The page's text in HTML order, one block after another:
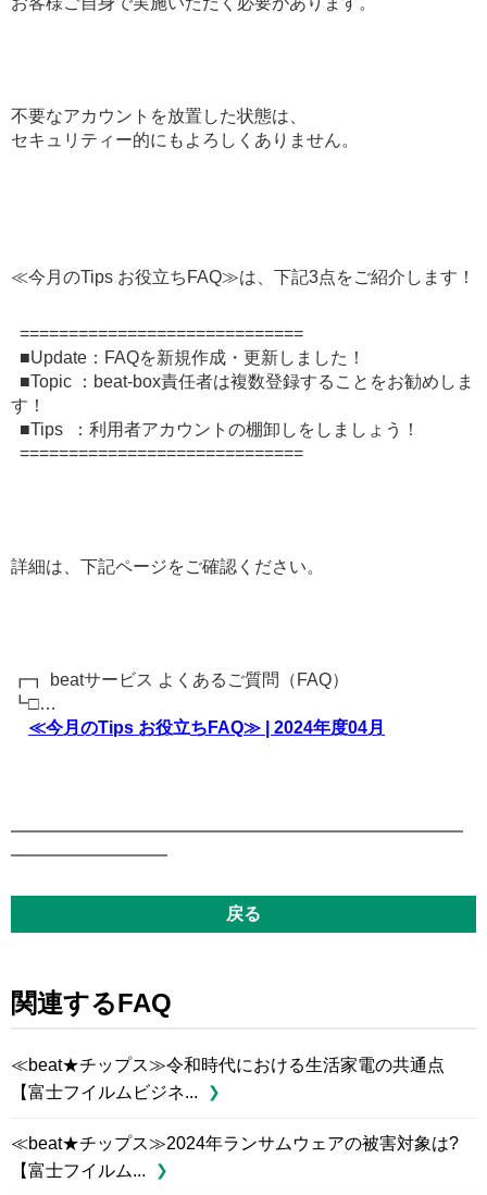
不要なアカウントを放置した状態は、
セキュリティー的にもよろしくありません。
≪今月のTips お役立ちFAQ≫は、下記3点をご紹介します！
=============================
■Update：FAQを新規作成・更新しました！
■Topic ：beat-box責任者は複数登録することをお勧めしま
す！
■Tips ：利用者アカウントの棚卸しをしましょう！
=============================
詳細は、下記ページをご確認ください。
┏┓ beatサービス よくあるご質問（FAQ）
┗□…
≪今月のTips お役立ちFAQ≫ | 2024年度04月
━━━━━━━━━━━━━━━━━━━━━━━━━━
━━━━━━━━━
戻る
関連するFAQ
≪beat★チップス≫令和時代における生活家電の共通点
【富士フイルムビジネ...
≪beat★チップス≫2024年ランサムウェアの被害対象は?
【富士フイルム...